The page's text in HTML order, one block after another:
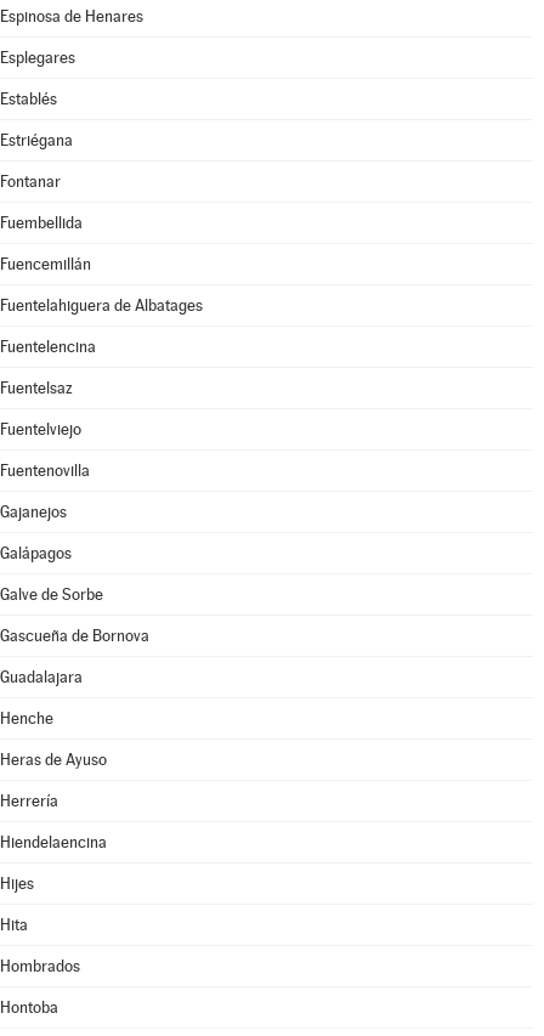
Espinosa de Henares
Esplegares
Establés
Estriégana
Fontanar
Fuembellida
Fuencemillán
Fuentelahiguera de Albatages
Fuentelencina
Fuentelsaz
Fuentelviejo
Fuentenovilla
Gajanejos
Galápagos
Galve de Sorbe
Gascueña de Bornova
Guadalajara
Henche
Heras de Ayuso
Herrería
Hiendelaencina
Hijes
Hita
Hombrados
Hontoba